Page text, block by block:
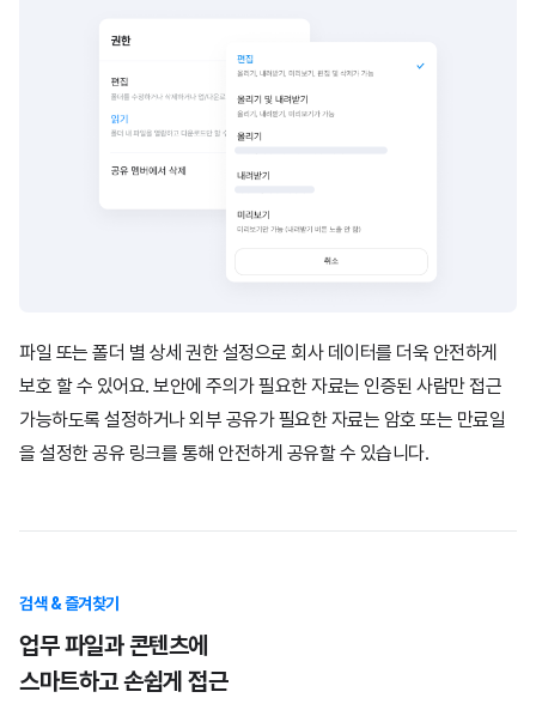
파일 또는 폴더 별 상세 권한 설정으로 회사 데이터를 더욱 안전하게
보호 할 수 있어요. 보안에 주의가 필요한 자료는 인증된 사람만 접근
가능하도록 설정하거나 외부 공유가필요한 자료는 암호 또는 만료일
을 설정한 공유 링크를 통해 안전하게 공유할 수 있습니다.
검색 & 즐겨찾기
업무 파일과 콘텐츠에
스마트하고 손쉽게 접근